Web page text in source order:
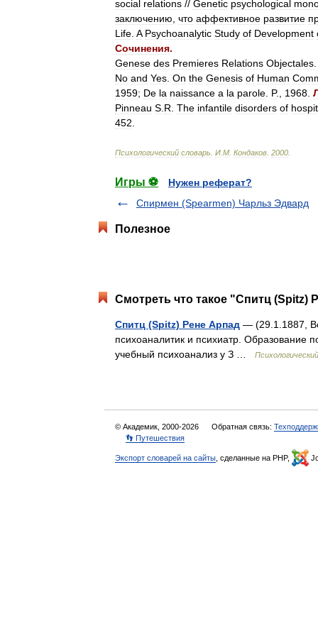
social relations // Genetic psychological
заключению что аффективное развитие
Life A Psychoanalytic Study of Development
Сочинения.
Genese des Premieres Relations Objectales
No and Yes On the Genesis of Human
1959; De la naissance a la parole P., 1968
Pinneau S R The infantile disorders of
452
Психологический словарь И М Кондаков 2000
Игры ⚽
Нужен реферат?
Спирмен (Spearmen) Чарльз Эдвард
Полезное
Смотреть что такое "Спитц (Spitz)
Спитц (Spitz) Рене Арпад — (29.1.1887,
психоаналитик и психиатр. Образование
учебный психоанализ у З …
© Академик, 2000-2026 Обратная связь:
👣 Путешествия
Экспорт словарей на сайты , сделанные на PHP,